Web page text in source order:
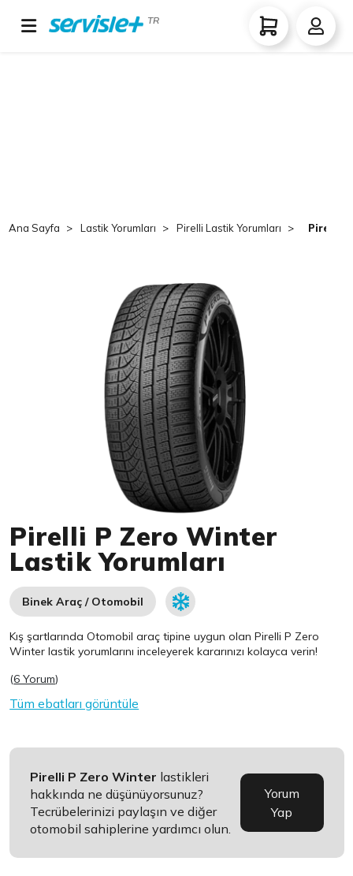
TR
Ana Sayfa Lastik Yorumları Pirelli Lastik Yorumları Pirelli P
Pirelli P Zero Winter
Lastik Yorumları
Binek Araç / Otomobil
Kış şartlarında Otomobil araç tipine uygun olanPirelli P Zero
Winter lastik yorumlarını inceleyerek kararınızı kolayca verin!
(6 Yorum)
Tüm ebatları görüntüle
Pirelli P Zero Winter lastikleri
hakkında ne düşünüyorsunuz?
Tecrübelerinizi paylaşın ve diğer
otomobil sahiplerine yardımcı olun.
Yorum
Yap